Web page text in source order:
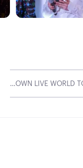
الجمعة 6 أبريل / SMTOWN LIVE WORLD TOUR VI IN DUBAI / 117 لايف أرينا